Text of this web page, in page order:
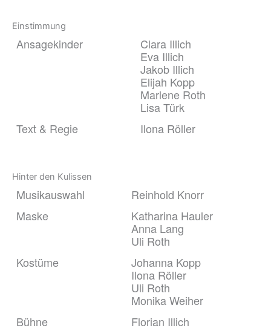
Einstimmung
Ansagekinder
Clara Illich
Eva Illich
Jakob Illich
Elijah Kopp
Marlene Roth
Lisa Türk
Text & Regie
Ilona Röller
Hinter den Kulissen
Musikauswahl
Reinhold Knorr
Maske
Katharina Hauler
Anna Lang
Uli Roth
Kostüme
Johanna Kopp
Ilona Röller
Uli Roth
Monika Weiher
Bühne
Florian Illich